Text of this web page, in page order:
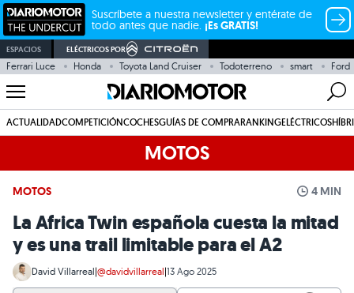
Suscríbete a nuestra newsletter y entérate de
todo antes que nadie. ¡Es GRATIS!
ESPACIOS ELÉCTRICOS POR
Ferrari Luce Honda Toyota Land Cruiser Todoterreno smart Ford
ACTUALIDADCOMPETICIÓNCOCHESGUÍAS DE COMPRARANKINGELÉCTRICOS
MOTOS
MOTOS 4 MIN
La Africa Twin española cuesta la mitad
y es una trail limitable para el A2
David Villarreal|@davidvillarreal|13 Ago 2025